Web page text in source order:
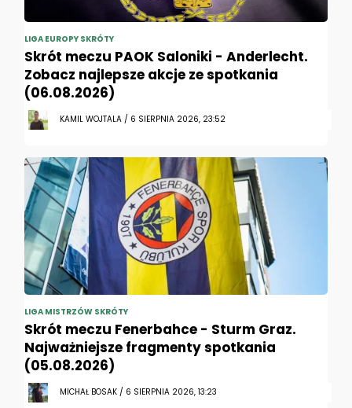
LIGA EUROPY SKRÓTY
Skrót meczu PAOK Saloniki - Anderlecht.
Zobacz najlepsze akcje ze spotkania
(06.08.2026)
KAMIL WOJTALA / 6 SIERPNIA 2026, 23:52
LIGA MISTRZÓW SKRÓTY
Skrót meczu Fenerbahce - Sturm Graz.
Najważniejsze fragmenty spotkania
(05.08.2026)
MICHAŁ BOSAK / 6 SIERPNIA 2026, 13:23